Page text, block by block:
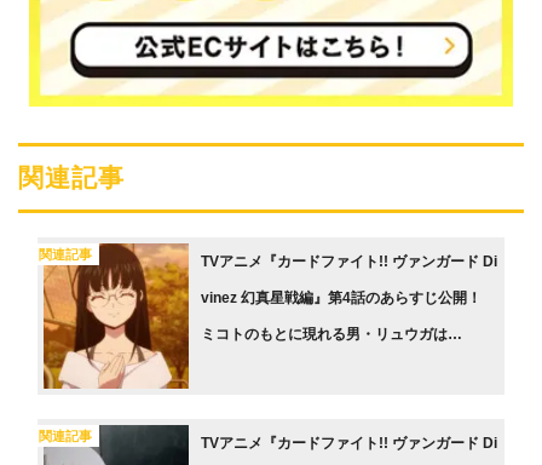
関連記事
関連記事 TVアニメ『カードファイト!! ヴァンガード Di
vinez 幻真星戦編』第4話のあらすじ公開！
ミコトのもとに現れる男・リュウガは…
関連記事 TVアニメ『カードファイト!! ヴァンガード Di